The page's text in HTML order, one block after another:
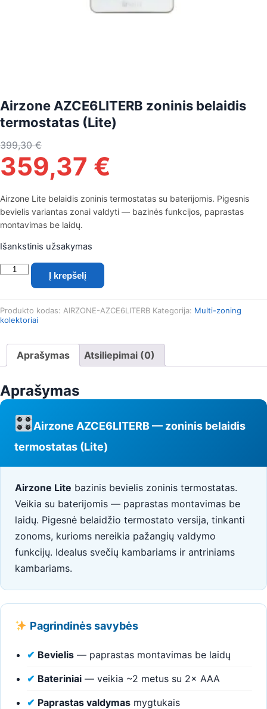
Airzone AZCE6LITERB zoninis belaidis
termostatas (Lite)
399,30€
359,37 €
Airzone Lite belaidis zoninis termostatas su baterijomis. Pigesnis
bevielis variantas zonai valdyti — bazinės funkcijos, paprastas
montavimas be laidų.
Išankstinis užsakymas
produkto
Airzone
zoninis
(Lite)
Į krepšelį
Produkto kodas: AIRZONE-AZCE6LITERB Kategorija: Multi-zoning
kolektoriai
Aprašymas Atsiliepimai (0)
Aprašymas
Airzone AZCE6LITERB — zoninis belaidis
termostatas (Lite)
Airzone Lite bazinis bevielis zoninis termostatas.
Veikia su baterijomis — paprastas montavimas be
laidų. Pigesnė belaidžio termostato versija, tinkanti
zonoms, kurioms nereikia pažangių valdymo
funkcijų. Idealus svečių kambariams ir antriniams
kambariams.
Pagrindinės savybės
✔ Bevielis — paprastas montavimas be laidų
✔ Bateriniai — veikia ~2 metus su 2× AAA
✔ Paprastas valdymas mygtukais